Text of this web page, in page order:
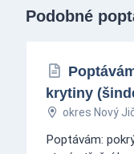
Podobné
krytiny
okres Nový
Poptávám: